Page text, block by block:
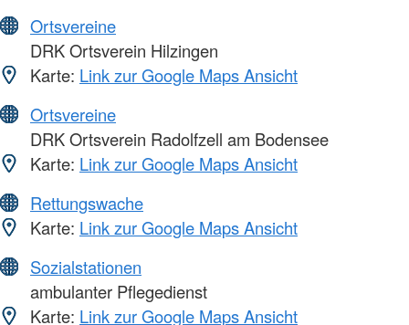
Ortsvereine
DRK Ortsverein Hilzingen
Karte: Link zur Google Maps Ansicht
Ortsvereine
DRK Ortsverein Radolfzell am Bodensee
Karte: Link zur Google Maps Ansicht
Rettungswache
Karte: Link zur Google Maps Ansicht
Sozialstationen
ambulanter Pflegedienst
Karte: Link zur Google Maps Ansicht